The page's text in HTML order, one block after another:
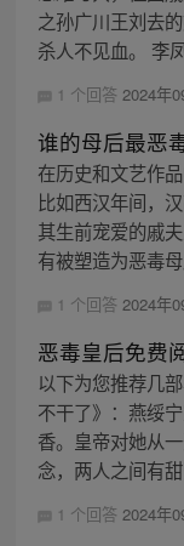
之孙广川王刘去
杀人不见血。 李
1 个回答 2024年
谁的母后最恶
在历史和文艺作
比如西汉年间，
其生前宠爱的戚
有被塑造为恶毒
1 个回答 2024年
恶毒皇后免费
以下为您推荐几
不干了》：燕绥
香。皇帝对她从
念，两人之间有
1 个回答 2024年